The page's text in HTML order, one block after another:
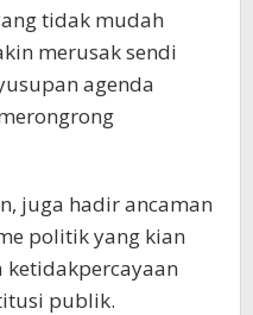
tidak mudah
merusak sendi
agenda
juga hadir ancaman
politik yang kian
ketidakpercayaan
publik.